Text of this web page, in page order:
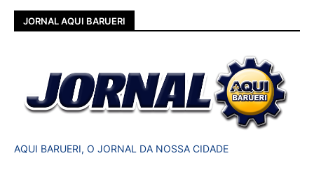
JORNAL AQUI BARUERI
AQUI BARUERI, O JORNAL DA NOSSA CIDADE